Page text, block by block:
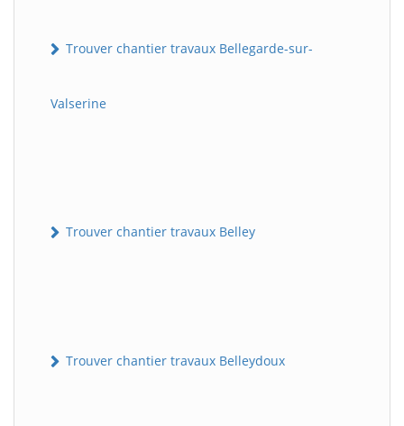
Trouver chantier travaux Bellegarde-sur-
Valserine
Trouver chantier travaux Belley
Trouver chantier travaux Belleydoux